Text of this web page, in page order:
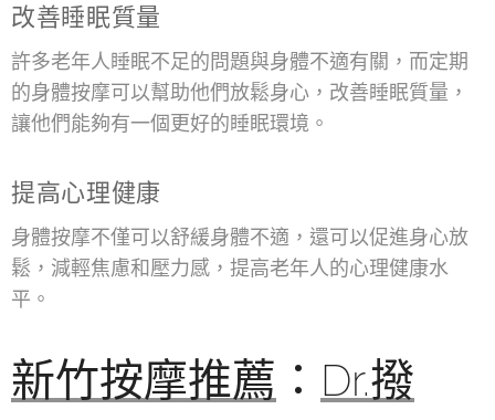
改善睡眠質量
許多老年人睡眠不足的問題與身體不適有關，而定期
的身體按摩可以幫助他們放鬆身心，改善睡眠質量，
讓他們能夠有一個更好的睡眠環境。
提高心理健康
身體按摩不僅可以舒緩身體不適，還可以促進身心放
鬆，減輕焦慮和壓力感，提高老年人的心理健康水
平。
新竹按摩推薦 ： Dr.撥